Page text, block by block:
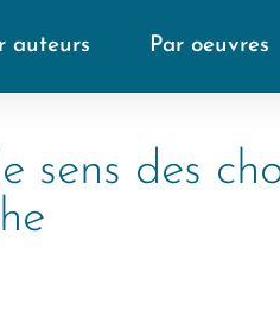
auteurs Par oeuvres
sens des